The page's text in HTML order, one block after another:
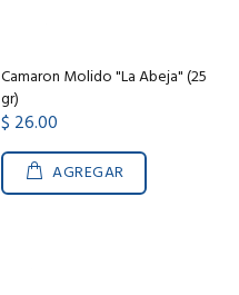
Camaron Molido "La Abeja" (25
gr)
$ 26.00
AGREGAR